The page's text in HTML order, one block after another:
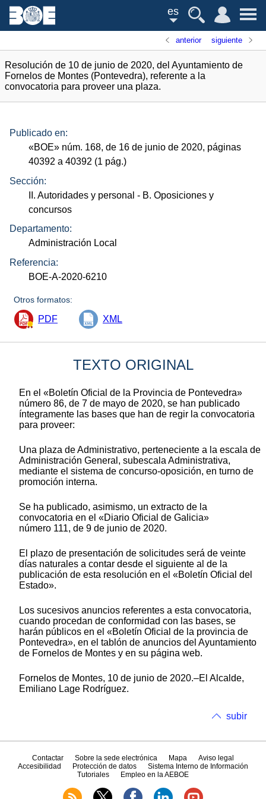
es
anterior siguiente
Resolución de 10 de junio de 2020, del Ayuntamiento de
Fornelos de Montes (Pontevedra), referente a la
convocatoria para proveer una plaza.
Publicado en:
«BOE» núm. 168, de 16 de junio de 2020, páginas
40392 a 40392 (1 pág.)
Sección:
II. Autoridades y personal - B. Oposiciones y
concursos
Departamento:
Administración Local
Referencia:
BOE-A-2020-6210
Otros formatos:
PDF XML
TEXTO ORIGINAL
En el «Boletín Oficial de la Provincia de Pontevedra»
número 86, de 7 de mayo de 2020, se han publicado
íntegramente las bases que han de regir la convocatoria
para proveer:
Una plaza de Administrativo, perteneciente a la escala de
Administración General, subescala Administrativa,
mediante el sistema de concurso-oposición, en turno de
promoción interna.
Se ha publicado, asimismo, un extracto de la
convocatoria en el «Diario Oficial de Galicia»
número 111, de 9 de junio de 2020.
El plazo de presentación de solicitudes será de veinte
días naturales a contar desde el siguiente al de la
publicación de esta resolución en el «Boletín Oficial del
Estado».
Los sucesivos anuncios referentes a esta convocatoria,
cuando procedan de conformidad con las bases, se
harán públicos en el «Boletín Oficial de la provincia de
Pontevedra», en el tablón de anuncios del Ayuntamiento
de Fornelos de Montes y en su página web.
Fornelos de Montes, 10 de junio de 2020.–El Alcalde,
Emiliano Lage Rodríguez.
subir
Contactar Sobre la sede electrónica Mapa
Aviso legal
Accesibilidad
Protección de datos
Sistema Interno de Información
Tutoriales
Empleo en la AEBOE